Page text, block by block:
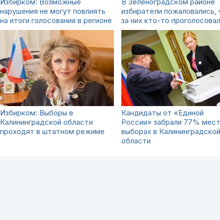
нарушения не могут повлиять
на итоги голосования в регионе
избиратели пожаловались,
за них кто-то проголосовал
Избирком: Выборы в
Калининградской области
проходят в штатном режиме
Кандидаты от «Единой
России» забрали 77%
выборах в Калининградской
области